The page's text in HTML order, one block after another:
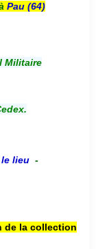
Pau (64)
Militaire
lieu -
de la collection